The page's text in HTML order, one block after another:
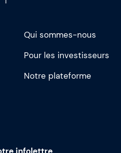
Qui sommes-nous
Pour les investisseurs
Notre plateforme